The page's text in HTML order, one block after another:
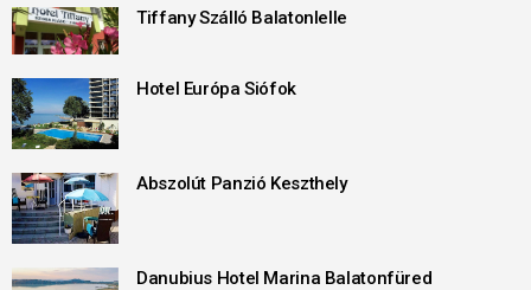
Tiffany Szálló Balatonlelle
Hotel Európa Siófok
Abszolút Panzió Keszthely
Danubius Hotel Marina Balatonfüred